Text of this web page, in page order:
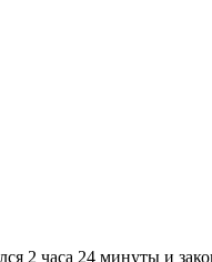
2 часа 24 минуты и